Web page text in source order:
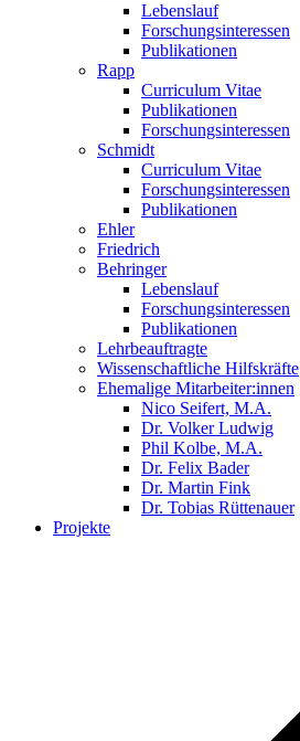
Lebenslauf
Forschungsinteressen
Publikationen
Rapp
Curriculum Vitae
Publikationen
Forschungsinteressen
Schmidt
Curriculum Vitae
Forschungsinteressen
Publikationen
Ehler
Friedrich
Behringer
Lebenslauf
Forschungsinteressen
Publikationen
Lehrbeauftragte
Wissenschaftliche Hilfskräfte
Ehemalige Mitarbeiter:innen
Nico Seifert, M.A.
Dr. Volker Ludwig
Phil Kolbe, M.A.
Dr. Felix Bader
Dr. Martin Fink
Dr. Tobias Rüttenauer
Projekte